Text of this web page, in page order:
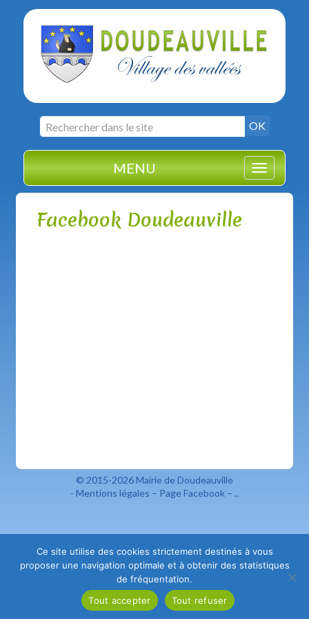
Search
for
OK
MENU
Toggle
navigation
Facebook Doudeauville
© 2015-2026 Mairie de Doudeauville
Mentions légales – Page Facebook – ..
Ce site utilise des cookies strictement destinés à vous
proposer une navigation optimale et à obtenir des statistiques
de fréquentation.
Tout accepter
Tout refuser